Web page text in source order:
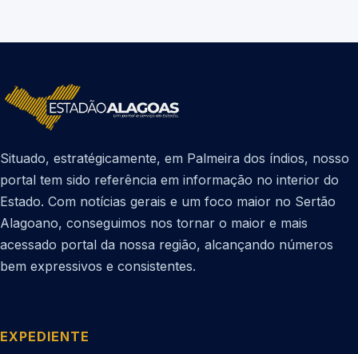
Situado, estratégicamente, em Palmeira dos índios, nosso
portal tem sido referência em informação no interior do
Estado. Com notícias gerais e um foco maior no Sertão
Alagoano, conseguimos nos tornar o maior e mais
acessado portal da nossa região, alcançando números
bem expressivos e consistentes.
EXPEDIENTE